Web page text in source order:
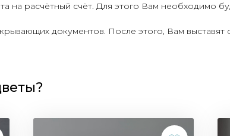
на расчётный счёт. Для этого Вам необходимо
документов. После этого, Вам выставят